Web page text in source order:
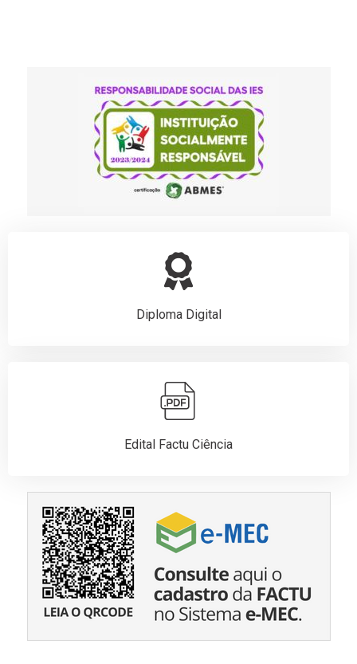
Diploma Digital
Edital Factu Ciência